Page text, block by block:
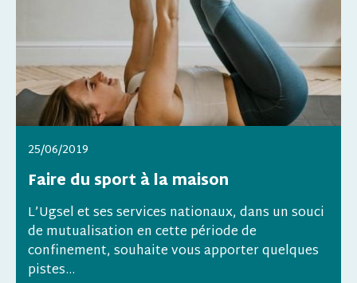
25/06/2019
Faire du sport à la maison
L’Ugsel et ses services nationaux, dans un souci
de mutualisation en cette période de
confinement, souhaite vous apporter quelques
pistes...